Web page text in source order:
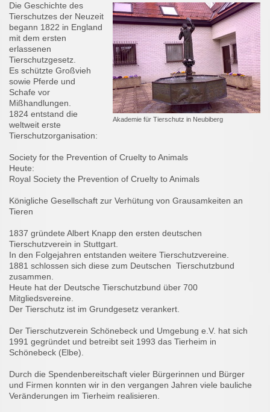
Akademie für Tierschutz in Neubiberg
Die Geschichte des
Tierschutzes der Neuzeit
begann 1822 in England
mit dem ersten
erlassenen
Tierschutzgesetz.
Es schützte Großvieh
sowie Pferde und
Schafe vor
Mißhandlungen.
1824 entstand die
weltweit erste
Tierschutzorganisation:
Society for the Prevention of Cruelty to Animals
Heute:
Royal Society the Prevention of Cruelty to Animals
Königliche Gesellschaft zur Verhütung von Grausamkeiten an
Tieren
1837 gründete Albert Knapp den ersten deutschen
Tierschutzverein in Stuttgart.
In den Folgejahren entstanden weitere Tierschutzvereine.
1881 schlossen sich diese zum Deutschen Tierschutzbund
zusammen.
Heute hat der Deutsche Tierschutzbund über 700
Mitgliedsvereine.
Der Tierschutz ist im Grundgesetz verankert.
Der Tierschutzverein Schönebeck und Umgebung e.V. hat sich
1991 gegründet und betreibt seit 1993 das Tierheim in
Schönebeck (Elbe).
Durch die Spendenbereitschaft vieler Bürgerinnen und Bürger
und Firmen konnten wir in den vergangen Jahren viele bauliche
Veränderungen im Tierheim realisieren.